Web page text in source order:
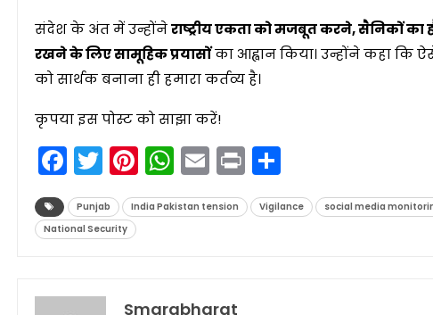
संदेश के अंत में उन्होंनेराष्ट्रीय एकता को मजबूत करने, सैनिकों का
रखने के लिए सामूहिक प्रयासोंका आह्वान किया। उन्होंने कहा
को सार्थक बनाना ही हमारा कर्तव्य है।
कृपया इस पोस्ट को साझा करें!
Facebook
Twitter
Pinterest
WhatsApp
Email
Print
Punjab India Pakistan tension Vigilance social media
National Security
Smgrabharat